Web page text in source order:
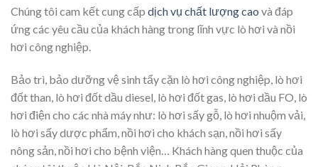
Chúng tôi cam kết cung cấp dịch vụ chất lượng cao và đáp
ứng các yêu cầu của khách hàng trong lĩnh vực lò hơi và nồi
hơi công nghiệp.
Bảo trì, bảo dưỡng vệ sinh tẩy cặn lò hơi công nghiệp, lò hơi
đốt than, lò hơi đốt dầu diesel, lò hơi đốt gas, lò hơi dầu FO, lò
hơi điện cho các nhà máy như: lò hơi sấy gỗ, lò hơi nhuộm vải,
lò hơi sấy dược phẩm, nồi hơi cho khách sạn, nồi hơi sấy
nông sản, nồi hơi cho bệnh viện… Khách hàng quen thuộc của